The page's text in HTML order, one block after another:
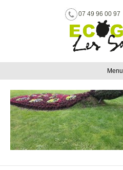
07 49 96 00 97
Menu